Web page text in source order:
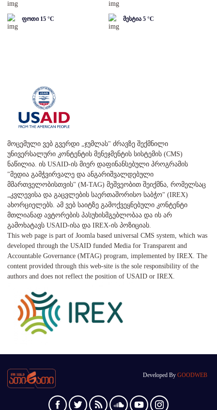
ფოთი 15 °C მესტია 5 °C
მოცემული ვებ გვერდი „ჯუმლას" ძრავზე შექმნილი
უნივერსალური კონტენტის მენეჯმენტის სისტემის (CMS)
ნაწილია. ის USAID-ის მიერ დაფინანსებული პროგრამის
"მედია გამჭვირვალე და ანგარიშვალდებული
მმართველობისთვის" (M-TAG) მეშვეობით შეიქმნა, რომელსაც
„კვლევისა და გაცვლების საერთაშორისო საბჭო" (IREX)
ახორციელებს. ამ ვებ საიტზე გამოქვეყნებული კონტენტი
მთლიანად ავტორების პასუხისმგებლობაა და ის არ
გამოხატავს USAID-ისა და IREX-ის პოზიციას.
This web page is part of Joomla based universal CMS system, which was
developed through the USAID funded Media for Transparent and
Accountable Governance (MTAG) program, implemented by IREX. The
content provided through this web-site is the sole responsibility of the
authors and does not reflect the position of USAID or IREX.
Developed By GOODWEB